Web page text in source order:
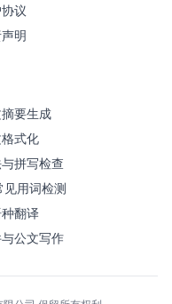
议
明
要生成
式化
拼写检查
见用词检测
翻译
公文写作